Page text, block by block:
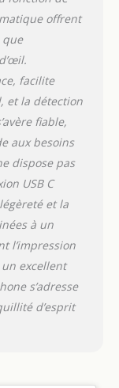
rassurante
actuelles
】L’expérience
du
souligné par
un
vous
pour
offrent
facilite
et la détection
fiable,
aux besoins
dispose pas
USB C
et la
à un
l’impression
excellent
s’adresse
d’esprit